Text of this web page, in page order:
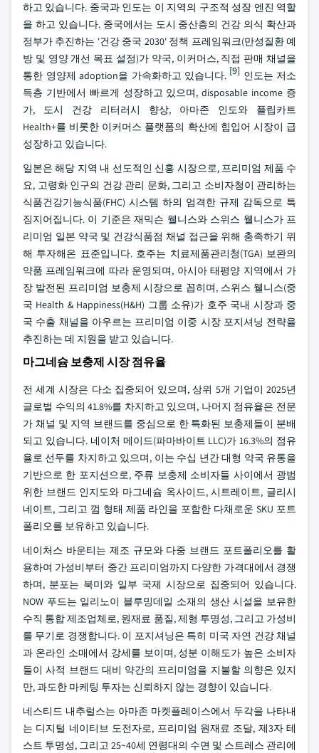
하고 있습니다. 중국과 인도는 이 지역의 구조적 성장 엔진 역할
을 하고 있습니다. 중국에서는 도시 중산층의 건강 의식 확산과
정부가 추진하는 '건강 중국 2030' 정책 프레임워크(만성질환 예
방 및 영양 개선 목표 설정)가 약국, 이커머스, 직접 판매 채널을
통한 영양제 adoption을 가속화하고 있습니다. [9] 인도는 저소
득층 기반에서 빠르게 성장하고 있으며, disposable income 증
가, 도시 건강 리터러시 향상, 아마존 인도와 플립카트
Health+를 비롯한 이커머스 플랫폼의 확산에 힘입어 시장이 급
성장하고 있습니다.
일본은 해당 지역 내 선도적인 신흥 시장으로, 프리미엄 제품 수
요, 고령화 인구의 건강 관리 문화, 그리고 소비자청이 관리하는
식품건강기능식품(FHC) 시스템 하의 엄격한 규제 감독으로 특
징지어집니다. 이 기준은 재믹슨 웰니스와 스위스 웰니스가 프
리미엄 일본 약국 및 건강식품점 채널 접근을 위해 충족하기 위
해 투자해온 표준입니다. 호주는 치료제품관리청(TGA) 보완의
약품 프레임워크에 따라 운영되며, 아시아 태평양 지역에서 가
장 발전된 프리미엄 보충제 시장으로 꼽히며, 스위스 웰니스(중
국 Health & Happiness(H&H) 그룹 소유)가 호주 국내 시장과 중
국 수출 채널을 아우르는 프리미엄 이중 시장 포지셔닝 전략을
추진하는 데 지원을 받고 있습니다.
마그네슘 보충제 시장 점유율
전 세계 시장은 다소 집중되어 있으며, 상위 5개 기업이 2025년
글로벌 수익의 41.8%를 차지하고 있으며, 나머지 점유율은 전문
가 채널 및 지역 브랜드를 중심으로 한 특화된 보충제들이 분배
되고 있습니다. 네이처 메이드(파마바이트 LLC)가 16.3%의 점유
율로 선두를 차지하고 있으며, 이는 수십 년간 대형 약국 유통을
기반으로 한 포지션으로, 주류 보충제 소비자들 사이에서 광범
위한 브랜드 인지도와 마그네슘 옥사이드, 시트레이트, 글리시
네이트, 그리고 껌 형태 제품 라인을 포함한 다채로운 SKU 포트
폴리오를 보유하고 있습니다.
네이처스 바운티는 제조 규모와 다중 브랜드 포트폴리오를 활
용하여 가성비부터 중간 프리미엄까지 다양한 가격대에서 경쟁
하며, 분포는 북미와 일부 국제 시장으로 집중되어 있습니다.
NOW 푸드는 일리노이 블루밍데일 소재의 생산 시설을 보유한
수직 통합 제조업체로, 원재료 품질, 제형 투명성, 그리고 가성비
를 무기로 경쟁합니다. 이 포지셔닝은 특히 미국 자연 건강 채널
과 온라인 소매에서 강세를 보이며, 성분 이해도가 높은 소비자
들이 사적 브랜드 대비 약간의 프리미엄을 지불할 의향은 있지
만, 과도한 마케팅 투자는 신뢰하지 않는 경향이 있습니다.
네스티드 내추럴스는 아마존 마켓플레이스에서 두각을 나타내
는 디지털 네이티브 도전자로, 프리미엄 원재료 조달, 제3자 테
스트 투명성, 그리고 25~40세 연령대의 수면 및 스트레스 관리에